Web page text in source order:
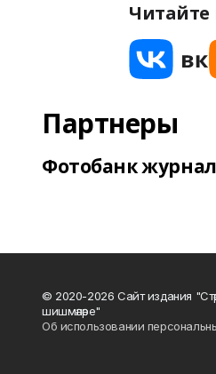
Читайте
Партнеры
Фотобанк
© 2020-2026 Сайт издания
шишмәләре"
Об использовании